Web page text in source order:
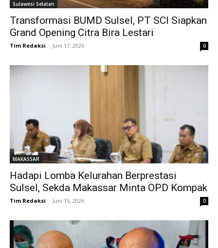
Sulawesi Selatan
Transformasi BUMD Sulsel, PT SCI Siapkan
Grand Opening Citra Bira Lestari
Tim Redaksi - Juni 17, 2026 0
MAKASSAR
Hadapi Lomba Kelurahan Berprestasi
Sulsel, Sekda Makassar Minta OPD Kompak
Tim Redaksi - Juni 15, 2026 0